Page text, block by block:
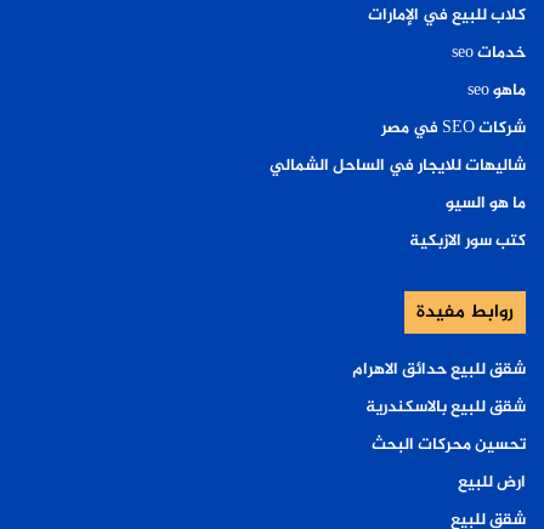
كلاب للبيع في الإمارات
خدمات seo
ماهو seo
شركات SEO في مصر
شاليهات للايجار في الساحل الشمالي
ما هو السيو
كتب سور الازبكية
روابط مفيدة
شقق للبيع حدائق الاهرام
شقق للبيع بالاسكندرية
تحسين محركات البحث
ارض للبيع
شقق للبيع